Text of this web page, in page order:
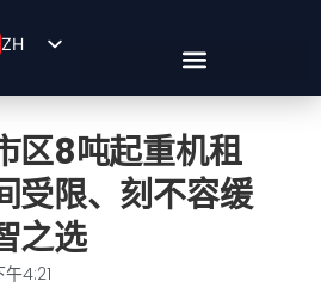
ZH
区8吨起重机租
受限、刻不容缓
之选
午4:21